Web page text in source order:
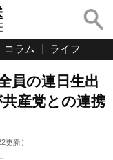
コラム ライフ
員の連日生出
産党との連携
更新）